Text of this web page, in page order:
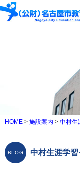
HOME > 施設案内 > 中村生
中村生涯学